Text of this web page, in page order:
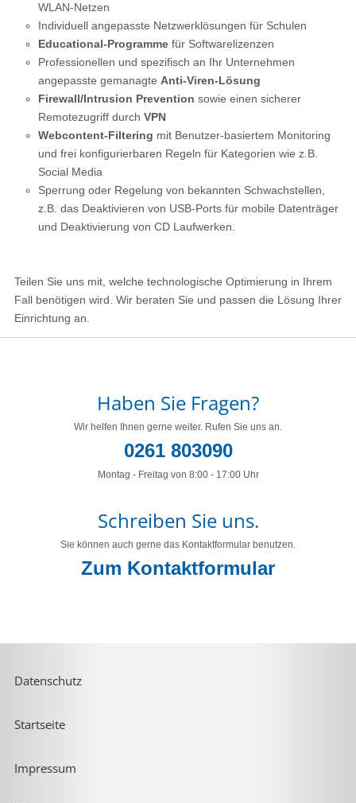
WLAN-Netzen
Individuell angepasste Netzwerklösungen für Schulen
Educational-Programme für Softwarelizenzen
Professionellen und spezifisch an Ihr Unternehmen
angepasste gemanagte Anti-Viren-Lösung
Firewall/Intrusion Prevention sowie einen sicherer
Remotezugriff durch VPN
Webcontent-Filtering mit Benutzer-basiertem Monitoring
und frei konfigurierbaren Regeln für Kategorien wie z.B.
Social Media
Sperrung oder Regelung von bekannten Schwachstellen,
z.B. das Deaktivieren von USB-Ports für mobile Datenträger
und Deaktivierung von CD Laufwerken.
Teilen Sie uns mit, welche technologische Optimierung in Ihrem
Fall benötigen wird. Wir beraten Sie und passen die Lösung Ihrer
Einrichtung an.
Haben Sie Fragen?
Wir helfen Ihnen gerne weiter. Rufen Sie uns an.
0261 803090
Montag - Freitag von 8:00 - 17:00 Uhr
Schreiben Sie uns.
Sie können auch gerne das Kontaktformular benutzen.
Zum Kontaktformular
Datenschutz
Startseite
Impressum